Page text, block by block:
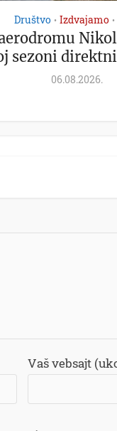
Društvo • Izdvajamo •
sezoni
06.08.2026.
Vaš vebsajt